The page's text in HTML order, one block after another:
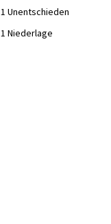
1 Unentschieden
1 Niederlage